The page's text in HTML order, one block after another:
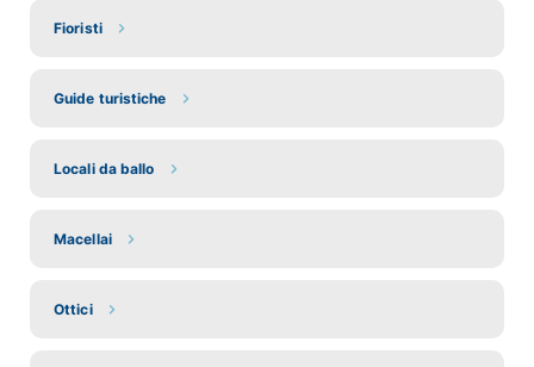
Fioristi
Guide turistiche
Locali da ballo
Macellai
Ottici